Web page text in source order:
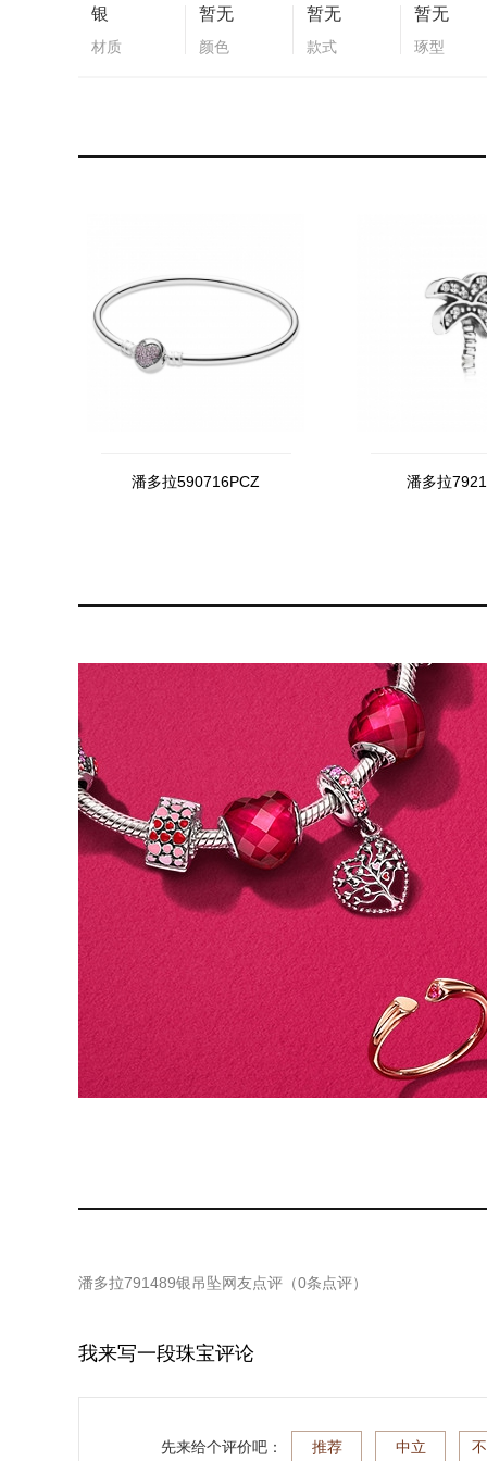
银
材质
暂无
颜色
暂无
款式
暂无
琢型
潘多拉590716PCZ 潘多拉
潘多拉791489银吊坠网友点评（0条点评）
我来写一段珠宝评论
先来给个评价吧： 推荐 中立